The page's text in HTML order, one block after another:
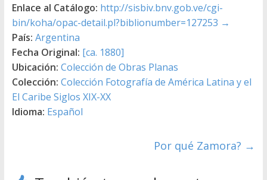
Enlace al Catálogo: http://sisbiv.bnv.gob.ve/cgi-
bin/koha/opac-detail.pl?biblionumber=127253 →
País: Argentina
Fecha Original: [ca. 1880]
Ubicación: Colección de Obras Planas
Colección: Colección Fotografía de América Latina y el
El Caribe Siglos XIX-XX
Idioma: Español
Por qué Zamora? →